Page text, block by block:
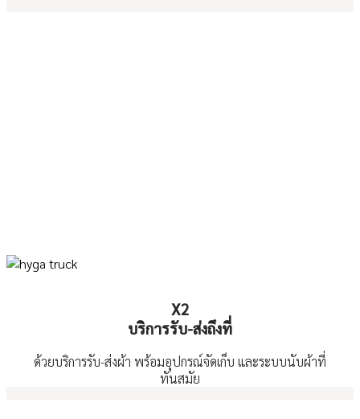
X2
บริการรับ-ส่งถึงที่
ด้วยบริการรับ-ส่งผ้า พร้อมอุปกรณ์จัดเก็บ และระบบนับผ้าที่
ทันสมัย